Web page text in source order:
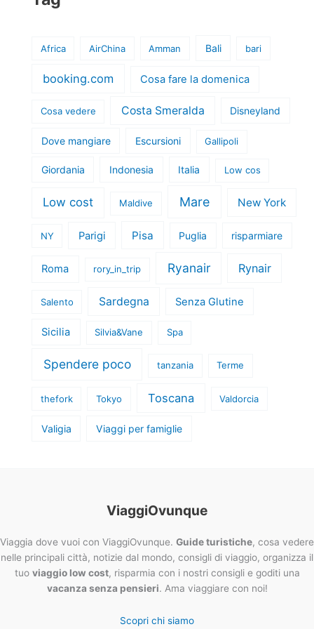
Africa AirChina Amman Bali bari
booking.com Cosa fare la domenica
Cosa vedere Costa Smeralda Disneyland
Dove mangiare Escursioni Gallipoli
Giordania Indonesia Italia Low cos
Low cost Maldive Mare New York
NY Parigi Pisa Puglia risparmiare
Roma rory_in_trip Ryanair Rynair
Salento Sardegna Senza Glutine
Sicilia Silvia&Vane Spa
Spendere poco tanzania Terme
thefork Tokyo Toscana Valdorcia
Valigia Viaggi per famiglie
ViaggiOvunque
Viaggia dove vuoi con ViaggiOvunque. Guide turistiche, cosa vedere
nelle principali città, notizie dal mondo, consigli di viaggio, organizza il
tuo viaggio low cost, risparmia con i nostri consigli e goditi una
vacanza senza pensieri. Ama viaggiare con noi!
Scopri chi siamo